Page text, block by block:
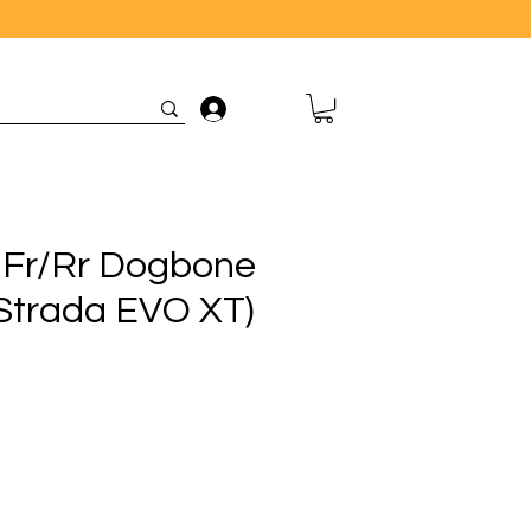
Connexion
Rr Dogbone
EVO XT)